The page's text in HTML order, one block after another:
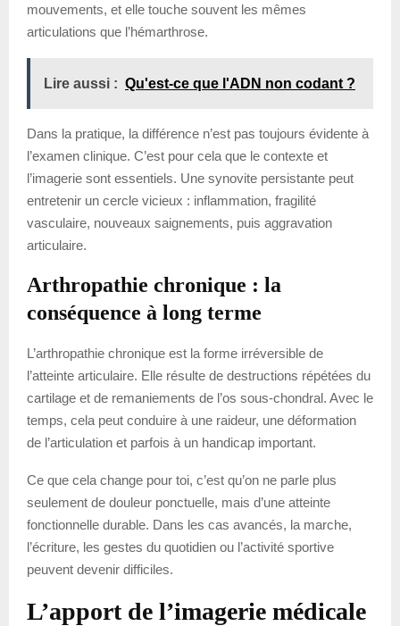
mouvements, et elle touche souvent les mêmes
articulations que l’hémarthrose.
Lire aussi : Qu'est-ce que l'ADN non codant ?
Dans la pratique, la différence n’est pas toujours évidente à
l’examen clinique. C’est pour cela que le contexte et
l’imagerie sont essentiels. Une synovite persistante peut
entretenir un cercle vicieux : inflammation, fragilité
vasculaire, nouveaux saignements, puis aggravation
articulaire.
Arthropathie chronique : la
conséquence à long terme
L’arthropathie chronique est la forme irréversible de
l’atteinte articulaire. Elle résulte de destructions répétées du
cartilage et de remaniements de l’os sous-chondral. Avec le
temps, cela peut conduire à une raideur, une déformation
de l’articulation et parfois à un handicap important.
Ce que cela change pour toi, c’est qu’on ne parle plus
seulement de douleur ponctuelle, mais d’une atteinte
fonctionnelle durable. Dans les cas avancés, la marche,
l’écriture, les gestes du quotidien ou l’activité sportive
peuvent devenir difficiles.
L’apport de l’imagerie médicale